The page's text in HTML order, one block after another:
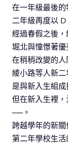
在一年級最後
二年級再度以 D
經過春假之後，
堀北與憧憬著優
在稍稍改變的
綾小路等人新二
是與新入生組成
但在新入生裡
──。
跨越學年的新
第二年學校生活